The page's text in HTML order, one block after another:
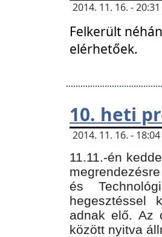
2014. 11. 16. -
Felkerült
elérhetőek.
10. heti
2014. 11. 16. -
11.11.-én
és
hegesztéssel
adnak elő. Az
között nyitva